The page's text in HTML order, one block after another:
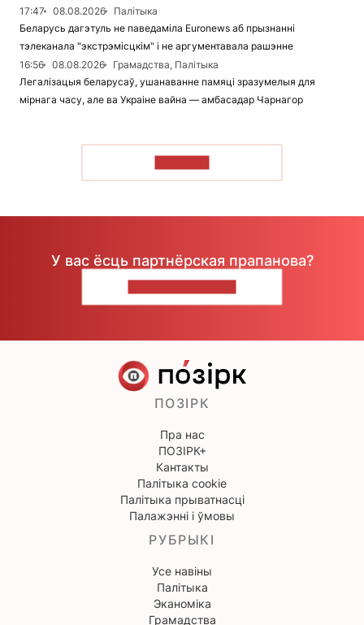
17:47
08.08.2026
Палітыка
Беларусь дагэтуль не паведаміла Euronews аб прызнанні
тэлеканала "экстрэмісцкім" і не аргументавала рашэнне
16:56
08.08.2026
Грамадства, Палітыка
Легалізацыя беларусаў, ушанаванне памяці зразумелыя для
мірнага часу, але ва Украіне вайна — амбасадар Чарнагор
У вас ёсць партнёрская прапанова?
ПОЗІРК
Пра нас
ПОЗІРК+
Кантакты
Палітыка cookie
Палітыка прыватнасці
Палажэнні і ўмовы
РУБРЫКІ
Усе навіны
Палітыка
Эканоміка
Грамадства